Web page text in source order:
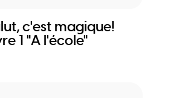
c'est magique!
1 "A l'école"